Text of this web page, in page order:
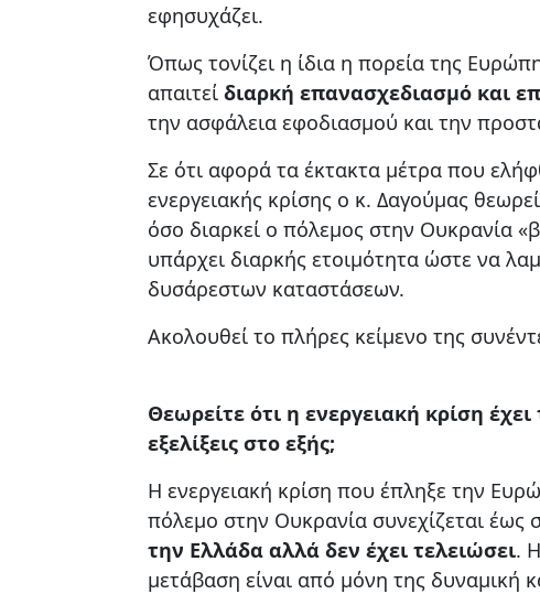
εφησυχάζει.
Όπως τονίζει η ίδια η πορεία της
απαιτεί διαρκή επανασχεδιασμό και
την ασφάλεια εφοδιασμού και την
Σε ότι αφορά τα έκτακτα μέτρα που
ενεργειακής κρίσης ο κ. Δαγούμας
όσο διαρκεί ο πόλεμος στην Ουκρανία
υπάρχει διαρκής ετοιμότητα ώστε να
δυσάρεστων καταστάσεων.
Ακολουθεί το πλήρες κείμενο της
Θεωρείτε ότι η ενεργειακή κρίση έχει
εξελίξεις στο εξής;
Η ενεργειακή κρίση που έπληξε την
πόλεμο στην Ουκρανία συνεχίζεται έως
την Ελλάδα αλλά δεν έχει τελειώσει.
μετάβαση είναι από μόνη της δυναμική